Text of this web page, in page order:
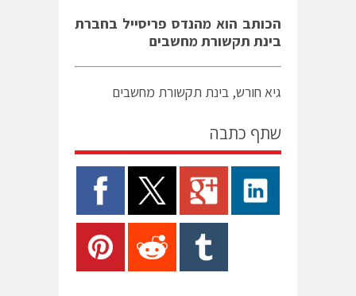
הכותב הוא מהנדס פריסייל בחברת
בינת תקשורת מחשבים
גיא חורש, בינת תקשורת מחשבים
שתף כתבה